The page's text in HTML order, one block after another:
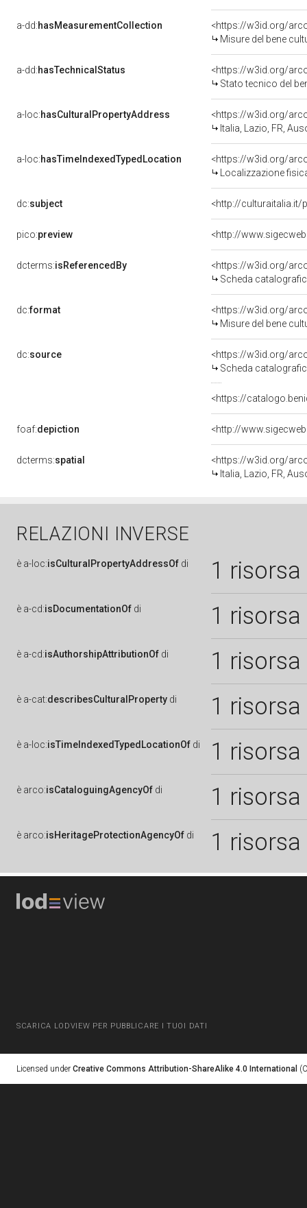
a-dd:hasMeasurementCollection
<https://w3id.org/
Misure del bene
a-dd:hasTechnicalStatus
<https://w3id.org/
Stato tecnico del
a-loc:hasCulturalPropertyAddress
<https://w3id.org/
Italia, Lazio, FR,
a-loc:hasTimeIndexedTypedLocation
<https://w3id.org/
Localizzazione
dc:subject <http://culturaitalia.it/
pico:preview
dcterms:isReferencedBy
<https://w3id.org/
Scheda
dc:format
<https://w3id.org/
Misure del bene
dc:source
<https://w3id.org/
Scheda
<https://
foaf:depiction
dcterms:spatial
<https://w3id.org/
Italia, Lazio, FR,
RELAZIONI INVERSE
è a-loc:isCulturalPropertyAddressOf di 1 risorsa
è a-cd:isDocumentationOf di 1 risorsa
è a-cd:isAuthorshipAttributionOf di 1 risorsa
è a-cat:describesCulturalProperty di 1 risorsa
è a-loc:isTimeIndexedTypedLocationOf di 1 risorsa
è arco:isCataloguingAgencyOf di 1 risorsa
è arco:isHeritageProtectionAgencyOf di 1 risorsa
SCARICA LODVIEW PER PUBBLICARE I TUOI DATI
Licensed under Creative Commons Attribution-ShareAlike 4.0 International